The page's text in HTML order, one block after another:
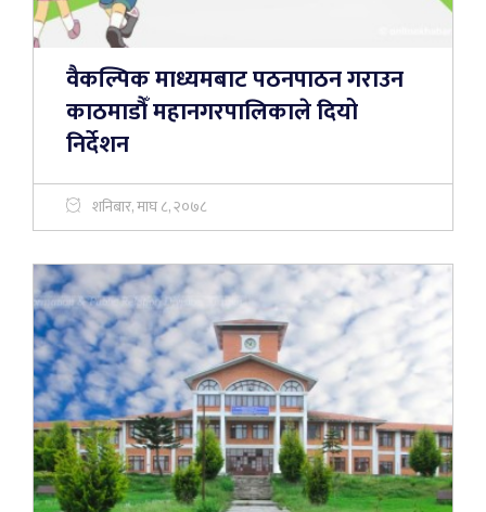
वैकल्पिक माध्यमबाट पठनपाठन गराउन
काठमाडौँ महानगरपालिकाले दियो
निर्देशन
शनिबार, माघ ८, २०७८